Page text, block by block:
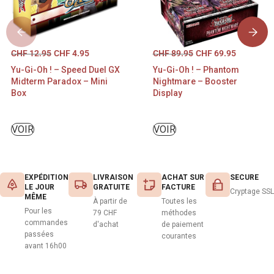
CHF12.95 CHF4.95
Yu-Gi-Oh ! – Speed Duel GX
Midterm Paradox – Mini
Box
VOIR
CHF89.95 CHF69.95
Yu-Gi-Oh ! – Phantom
Nightmare – Booster
Display
VOIR
EXPÉDITION
LE JOUR
MÊME
Pour les
commandes
passées
avant 16h00
LIVRAISON
GRATUITE
À partir de
79 CHF
d'achat
ACHAT SUR
FACTURE
Toutes les
méthodes
de paiement
courantes
SECURE
Cryptage SSL